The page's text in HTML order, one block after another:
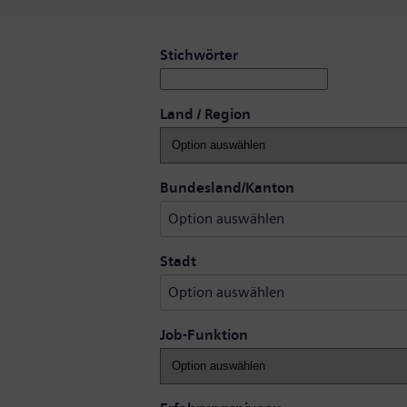
Offene Stellen suchen
Stichwörter
Land / Region
Bundesland/KantonOption
Option auswählen
StadtOption auswählen
Option auswählen
Job-Funktion